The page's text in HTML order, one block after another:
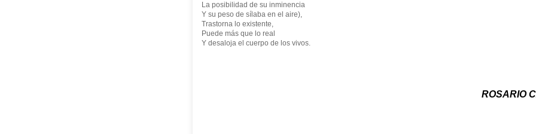
La posibilidad de su inminencia
Y su peso de sílaba en el aire),
Trastorna lo existente,
Puede más que lo real
Y desaloja el cuerpo de los vivos.
ROSARIO